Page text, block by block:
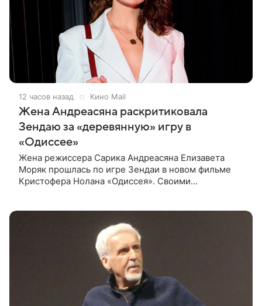
12 часов назад Кино Mail
Жена Андреасяна раскритиковала
Зендаю за «деревянную» игру в
«Одиссее»
Жена режиссера Сарика Андреасяна Елизавета
Моряк прошлась по игре Зендаи в новом фильме
Кристофера Нолана «Одиссея». Своими